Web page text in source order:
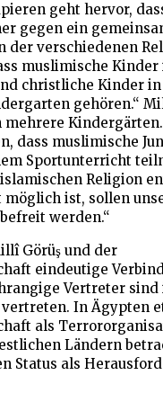
geht hervor,
gegen ein
der verschiedenen
muslimische
christliche Kinder
gehören.“
dass muslimische
Sportunterricht
Religion
möglich ist, sollen
werden.“
Görüş und der
eindeutige
Vertreter sind
In Ägypten
als
Ländern
Status als